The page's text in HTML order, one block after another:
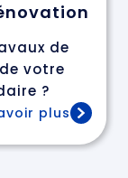
de
votre
?
plus